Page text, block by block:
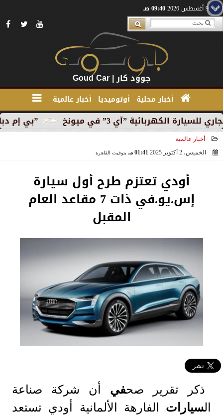
الأحد 9 أغسطس 2026 09:40 صـ
جوود كار | Goud Car
أخبار محلية أوتوميديا أخبار عالمية
”بي إم دبليو” تبدأ ”آي 3” في ميونخ
أخبار عالمية
الخميس، 2 أكتوبر 2025
01:41 مـ بتوقيت القاهرة
أودي تعتزم طرح أول سيارة
إس.يو.في ذات 7 مقاعد العام
المقبل
ذكر تقرير صحفي أن شركة صناعة
السيارات الفارهة الألمانية أودي تستعد